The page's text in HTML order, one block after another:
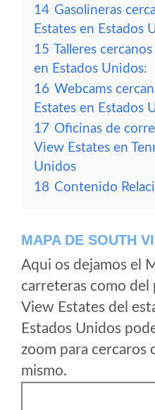
14 Gasolineras
Estates en Estados
15 Talleres
en Estados Unidos:
16 Webcams
Estates en Estados
17 Oficinas de
View Estates en
Unidos
18 Contenido
MAPA DE SOUTH
Aqui os dejamos el
carreteras como del
View Estates del
Estados Unidos
zoom para cercaros
mismo.